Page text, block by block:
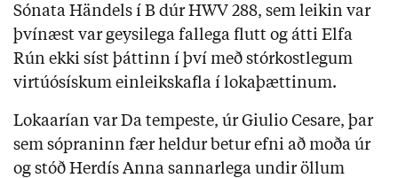
Sónata Händels í B dúr HWV 288, sem leikin var
þvínæst var geysilega fallega flutt og átti Elfa
Rún ekki síst þáttinn í því með stórkostlegum
virtúósískum einleikskafla í lokaþættinum.
Lokaarían var Da tempeste, úr Giulio Cesare, þar
sem sópraninn fær heldur betur efni að moða úr
og stóð Herdís Anna sannarlega undir öllum